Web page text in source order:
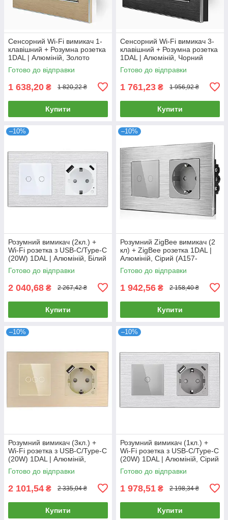
Сенсорний Wi-Fi вимикач 1-
клавішний + Розумна розетка
1DAL | Алюміній, Золото
(A157-GSW1G.WF-ST.WF.GD)
Готово до відправки
1 638,20 ₴ 1 820,22 ₴
Купити
Сенсорний Wi-Fi вимикач 3-
клавішний + Розумна розетка
1DAL | Алюміній, Чорний
(A157-GSW3G.WF-ST.WF.BL)
Готово до відправки
1 761,23 ₴ 1 956,92 ₴
Купити
–10%
Розумний вимикач (2кл.) +
Wi-Fi розетка з USB-C/Type-C
(20W) 1DAL | Алюміній, Білий
(A157-GSW2G.WF-
STUTC.WF.WT)
Готово до відправки
2 040,68 ₴ 2 267,42 ₴
Купити
–10%
Розумний ZigBee вимикач (2
кл) + ZigBee розетка 1DAL |
Алюміній, Сірий (A157-
GSW2G.ZB-ST.ZB.GR)
Готово до відправки
1 942,56 ₴ 2 158,40 ₴
Купити
–10%
Розумний вимикач (3кл.) +
Wi-Fi розетка з USB-C/Type-C
(20W) 1DAL | Алюміній,
Золото (A157-GSW3G.WF-
STUTC.WF.GD)
Готово до відправки
2 101,54 ₴ 2 335,04 ₴
Купити
–10%
Розумний вимикач (1кл.) +
Wi-Fi розетка з USB-C/Type-C
(20W) 1DAL | Алюміній, Сірий
(A157-GSW1G.WF-
STUTC.WF.GR)
Готово до відправки
1 978,51 ₴ 2 198,34 ₴
Купити